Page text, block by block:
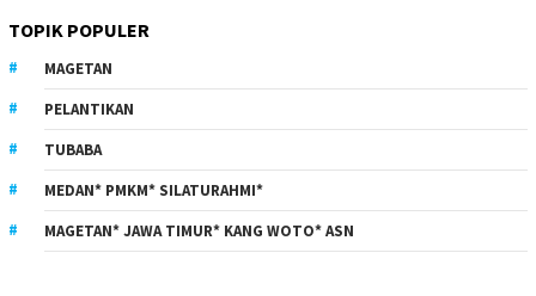
TOPIK POPULER
MAGETAN
PELANTIKAN
TUBABA
MEDAN* PMKM* SILATURAHMI*
MAGETAN* JAWA TIMUR* KANG WOTO* ASN